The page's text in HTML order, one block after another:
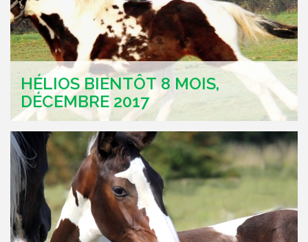
HÉLIOS BIENTÔT 8 MOIS,
DÉCEMBRE 2017